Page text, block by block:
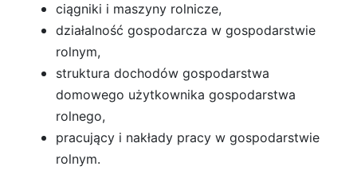
ciągniki i maszyny rolnicze,
działalność gospodarcza w gospodarstwie
rolnym,
struktura dochodów gospodarstwa
domowego użytkownika gospodarstwa
rolnego,
pracujący i nakłady pracy w gospodarstwie
rolnym.